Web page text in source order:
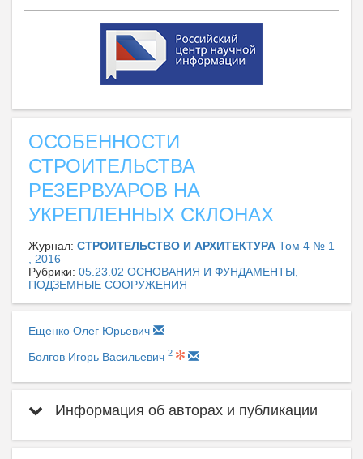
ОСОБЕННОСТИ
СТРОИТЕЛЬСТВА
РЕЗЕРВУАРОВ НА
УКРЕПЛЕННЫХ СКЛОНАХ
Журнал: СТРОИТЕЛЬСТВО И АРХИТЕКТУРА Том 4 № 1
, 2016
Рубрики: 05.23.02 ОСНОВАНИЯ И ФУНДАМЕНТЫ,
ПОДЗЕМНЫЕ СООРУЖЕНИЯ
Ещенко Олег Юрьевич
Болгов Игорь Васильевич 2
Информация об авторах и публикации